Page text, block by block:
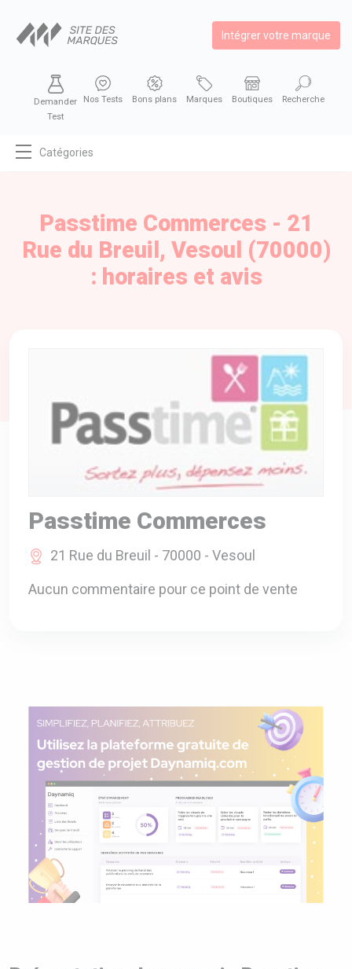
Intégrer votre marque
Demander
Test
Nos Tests Bons plans Marques Boutiques Recherche
Catégories
ENTREPRISE
CATALOGUES
Passtime Commerces - 21
Rue du Breuil, Vesoul (70000)
: horaires et avis
Passtime Commerces
21 Rue du Breuil - 70000 - Vesoul
Aucun commentaire pour ce point de vente